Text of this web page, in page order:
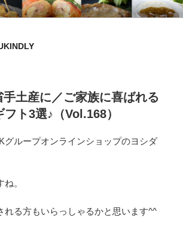
インブログ
ョップ～
手土産に／ご家族に喜ばれる
ト3選♪（Vol.168）
グループオンラインショップのヨシダ
。
れる方もいらっしゃるかと思います^^